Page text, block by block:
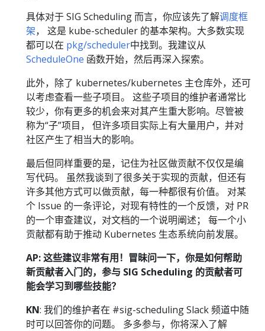
具体对于 SIG Scheduling 而言，你应该先了解调度框
架， 这是 kube-scheduler 的基本架构。大多数实现
都可以在 pkg/scheduler中找到。我建议从
ScheduleOne 函数开始，然后再深入探索。
此外，除了 kubernetes/kubernetes 主仓库外，还可
以考虑查看一些子项目。 这些子项目的维护者通常比
较少，你有更多的机会来对其产生重大影响。尽管被
称为“子”项目， 但许多项目实际上有大量用户，并对
社区产生了相当大的影响。
最后但同样重要的是，记住为社区做贡献不仅仅是编
写代码。 虽然我谈到了很多关于实现的贡献，但还有
许多其他方式可以做贡献，每一种都很有价值。 对某
个 Issue 的一条评论，对现有特性的一个反馈，对 PR
的一个审查建议，对文档的一个说明阐述； 每一个小
贡献都有助于推动 Kubernetes 生态系统向前发展。
AP: 这些建议非常有用！冒昧问一下，你是如何帮助
新贡献者入门的，参与 SIG Scheduling 的贡献者可
能会学习到哪些技能？
KN: 我们的维护者在 #sig-scheduling Slack 频道中随
时可以回答你的问题。 多多参与，你将深入了解